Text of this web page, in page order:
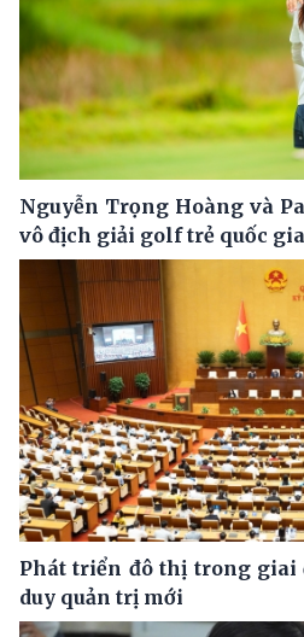
Nguyễn Trọng Hoàng và
vô địch giải golf trẻ quốc
Phát triển đô thị trong giai
duy quản trị mới